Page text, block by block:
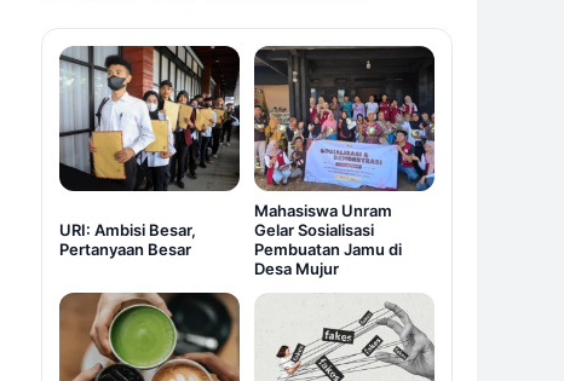
URI: Ambisi Besar,
Pertanyaan Besar
Mahasiswa Unram
Gelar Sosialisasi
Pembuatan Jamu di
Desa Mujur